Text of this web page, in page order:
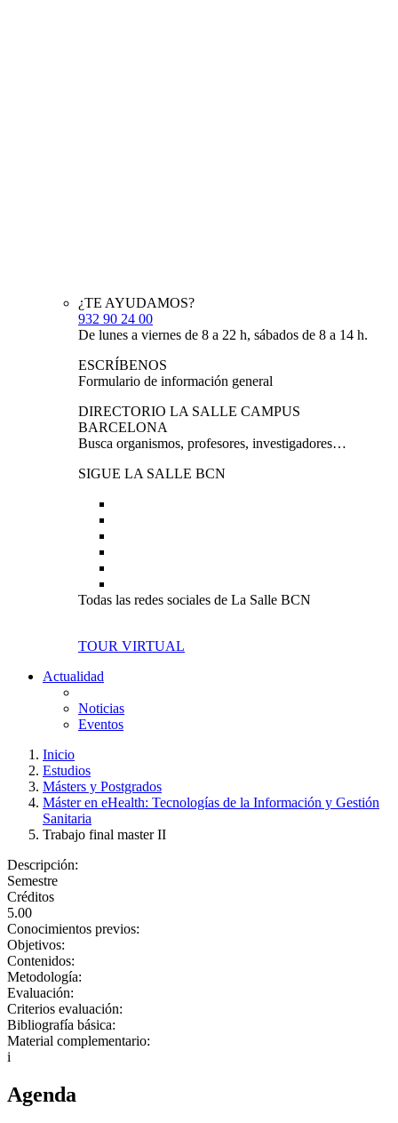
¿TE AYUDAMOS?
932 90 24 00
De lunes a viernes de 8 a 22 h, sábados de 8 a 14 h.
ESCRÍBENOS
Formulario de información general
DIRECTORIO LA SALLE CAMPUS
BARCELONA
Busca organismos, profesores, investigadores…
SIGUE LA SALLE BCN
Todas las redes sociales de La Salle BCN
TOUR VIRTUAL
Actualidad
Noticias
Eventos
Inicio
Estudios
Másters y Postgrados
Máster en eHealth: Tecnologías de la Información y Gestión
Sanitaria
Trabajo final master II
Descripción:
Semestre
Créditos
5.00
Conocimientos previos:
Objetivos:
Contenidos:
Metodología:
Evaluación:
Criterios evaluación:
Bibliografía básica:
Material complementario:
i
Agenda